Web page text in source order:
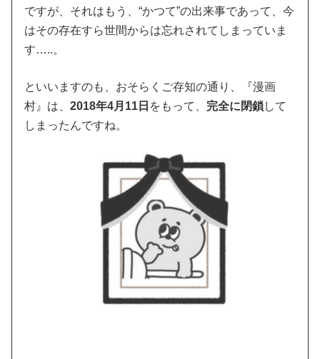
ですが、それはもう、“かつて”の出来事であって、今
はその存在すら世間からは忘れされてしまっていま
す…..。
といいますのも、おそらくご存知の通り、『漫画
村』は、2018年4月11日 をもって、 完全に閉鎖して
しまったんですね。